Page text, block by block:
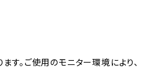
す。ご使用のモニター環境により、